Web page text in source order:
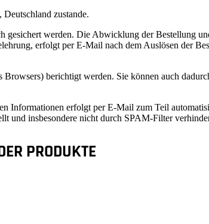
zustande.
gesichert werden. Die Abwicklung der Bestellung
erfolgt per E-Mail nach dem Auslösen der
berichtigt werden. Sie können auch
erfolgt per E-Mail zum Teil
und insbesondere nicht durch SPAM-Filter
PRODUKTE